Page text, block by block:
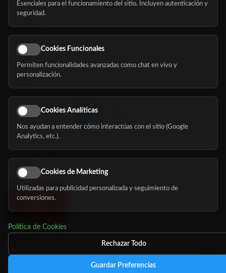
Buscador de residencias
Eventos
Nosotros
Síguenos
Esenciales para el funcionamiento del sitio. Incluyen autenticación y
seguridad.
Cookies Funcionales
Permiten funcionalidades avanzadas como chat en vivo y
personalización.
Cookies Analíticas
Nos ayudan a entender cómo interactúas con el sitio (Google
Analytics, etc.).
Cookies de Marketing
Utilizadas para publicidad personalizada y seguimiento de
conversiones.
Política de Cookies
Rechazar Todo
Guardar Preferencias